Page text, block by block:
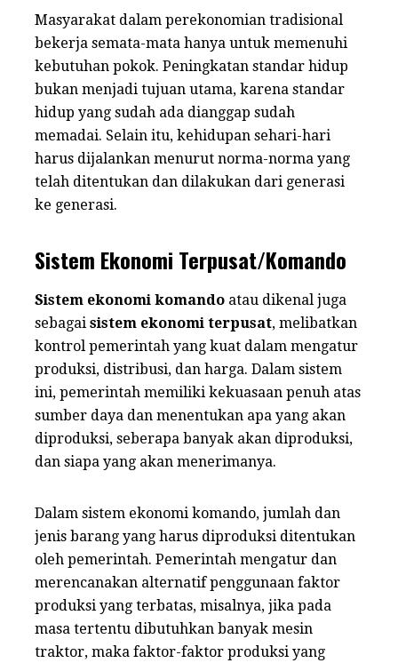
Masyarakat dalam perekonomian tradisional
bekerja semata-mata hanya untuk memenuhi
kebutuhan pokok. Peningkatan standar hidup
bukan menjadi tujuan utama, karena standar
hidup yang sudah ada dianggap sudah
memadai. Selain itu, kehidupan sehari-hari
harus dijalankan menurut norma-norma yang
telah ditentukan dan dilakukan dari generasi
ke generasi.
Sistem Ekonomi Terpusat/Komando
Sistem ekonomi komando atau dikenal juga
sebagai sistem ekonomi terpusat, melibatkan
kontrol pemerintah yang kuat dalam mengatur
produksi, distribusi, dan harga. Dalam sistem
ini, pemerintah memiliki kekuasaan penuh atas
sumber daya dan menentukan apa yang akan
diproduksi, seberapa banyak akan diproduksi,
dan siapa yang akan menerimanya.
Dalam sistem ekonomi komando, jumlah dan
jenis barang yang harus diproduksi ditentukan
oleh pemerintah. Pemerintah mengatur dan
merencanakan alternatif penggunaan faktor
produksi yang terbatas, misalnya, jika pada
masa tertentu dibutuhkan banyak mesin
traktor, maka faktor-faktor produksi yang